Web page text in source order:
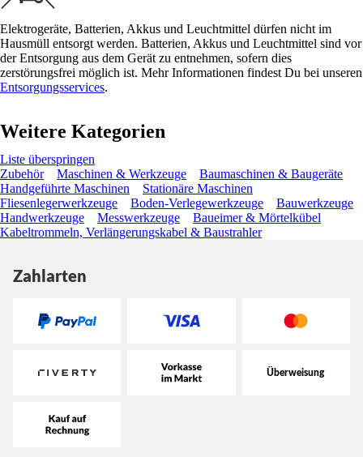
Elektrogeräte, Batterien, Akkus und Leuchtmittel dürfen nicht im
Hausmüll entsorgt werden. Batterien, Akkus und Leuchtmittel sind vor
der Entsorgung aus dem Gerät zu entnehmen, sofern dies
zerstörungsfrei möglich ist. Mehr Informationen findest Du bei unseren
Entsorgungsservices.
Weitere Kategorien
Liste überspringen
Zubehör
Maschinen & Werkzeuge
Baumaschinen & Baugeräte
Handgeführte Maschinen
Stationäre Maschinen
Fliesenlegerwerkzeuge
Boden-Verlegewerkzeuge
Bauwerkzeuge
Handwerkzeuge
Messwerkzeuge
Baueimer & Mörtelkübel
Kabeltrommeln, Verlängerungskabel & Baustrahler
Zahlarten